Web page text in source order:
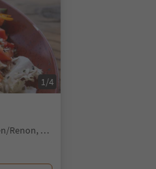
1/4
Soprabolzano/Oberbozen, Ritten/Renon, Bolzano/Bozen and environs